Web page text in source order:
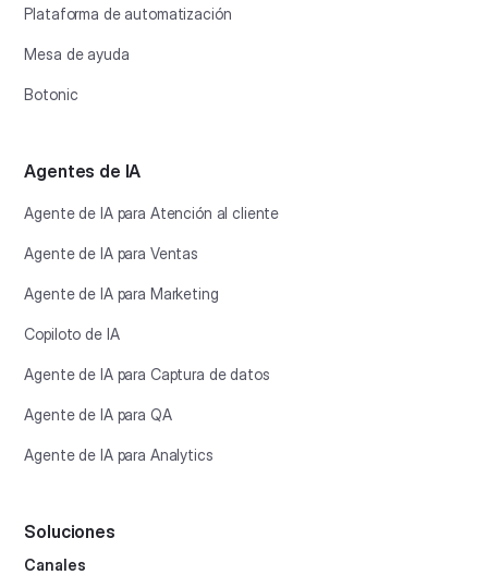
Plataforma de automatización
Mesa de ayuda
Botonic
Agentes de IA
Agente de IA para Atención al cliente
Agente de IA para Ventas
Agente de IA para Marketing
Copiloto de IA
Agente de IA para Captura de datos
Agente de IA para QA
Agente de IA para Analytics
Soluciones
Canales